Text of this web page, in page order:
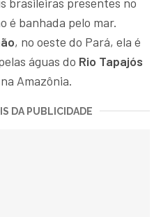
é banhada pelo mar.
, no oeste do Pará, ela é
águas do Rio Tapajós
Amazônia.
DA PUBLICIDADE